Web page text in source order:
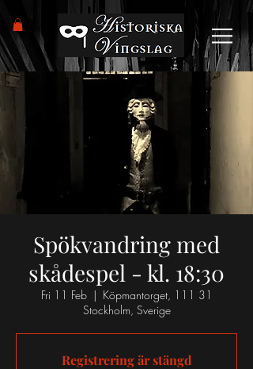
Spökvandring med
skådespel - kl. 18:30
Fri 11 Feb
  |
Köpmantorget, 111 31
Stockholm, Sverige
Registrering är stängd